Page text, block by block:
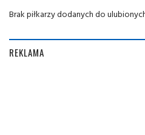
Brak piłkarzy dodanych do
REKLAMA